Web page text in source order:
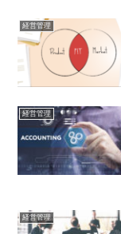
経営管理
経営管理
経営管理